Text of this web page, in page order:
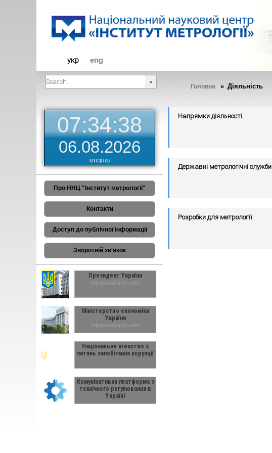
укр eng
Головна » Діяльність
07:34:38
06.08.2026
UTC(UA)
Про ННЦ "Інститут метрології"
Контакти
Доступ до публічної інформації
Зворотній зв'язок
Президент України
Офіційний веб-сайт
Міністерство економіки
України
Офіційний веб-сайт
Національне агенство з
питань запобігання корупції
Комунікативна платформа з
технічного регулювання в
Україні
Напрямки діяльності
Державні метрологічні служби
Розробки для метрології